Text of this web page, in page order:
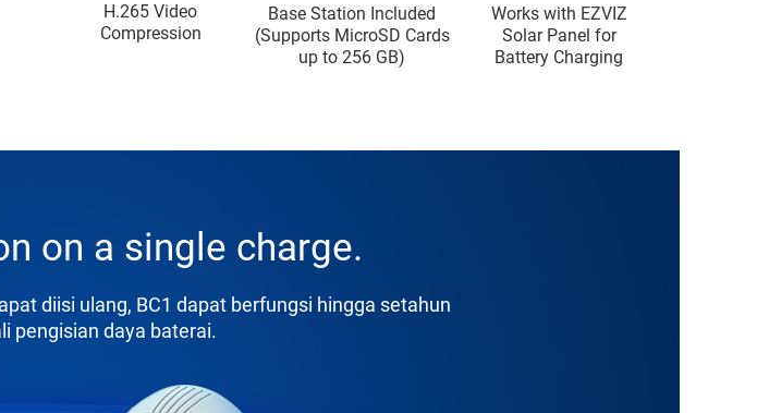
H.265 Video
Compression
Base Station Included
(Supports MicroSD Cards
up to 256 GB)
Works with EZVIZ
Solar Panel for
Battery Charging
on a single charge.
diisi ulang, BC1 dapat berfungsi hingga setahun
pengisian daya baterai.